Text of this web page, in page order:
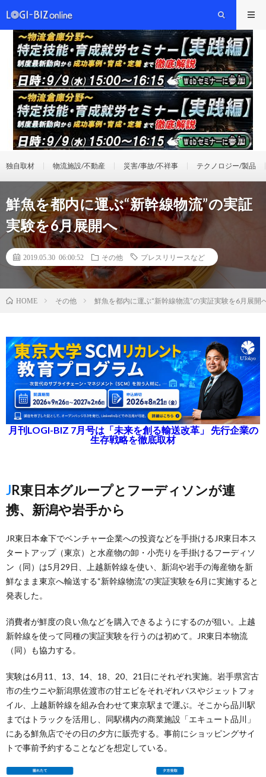
独自取材 物流施設/不動産 災害/事故/不祥事 テクノロジー/製品
鮮魚を都内に運ぶ“新幹線物流”の実証
実験を6月展開へ
2019.05.30 06:00:52 その他 プレスリリースなど
HOME その他 鮮魚を都内に運ぶ“新幹線物流”の実証実験を6月展開
月刊LOGI-BIZ 7月号は「未来を創る輸送改革」 先行企業の
生存戦略を徹底取材
JR東日本グループとフーディソンが連
携、新潟や岩手から
JR東日本傘下でベンチャー企業への投資などを手掛けるJR東日本ス
タートアップ（東京）と水産物の卸・小売りを手掛けるフーディソ
ン（同）は5月29日、上越新幹線を使い、新潟や岩手の海産物を新
鮮なまま東京へ輸送する“新幹線物流”の実証実験を6月に実施すると
発表した。
消費者が鮮度の良い魚などを購入できるようにするのが狙い。上越
新幹線を使って同種の実証実験を行うのは初めて。JR東日本物流
（同）も協力する。
実験は6月11、13、14、18、20、21日にそれぞれ実施。岩手県宮古
市の生ウニや新潟県佐渡市の甘エビをそれぞれバスやジェットフォ
イル、上越新幹線を組み合わせて東京駅まで運ぶ。そこから品川駅
まではトラックを活用し、同駅構内の商業施設「エキュート品川」
にある鮮魚店でその日の夕方に販売する。事前にショッピングサイ
トで事前予約することなどを想定している。